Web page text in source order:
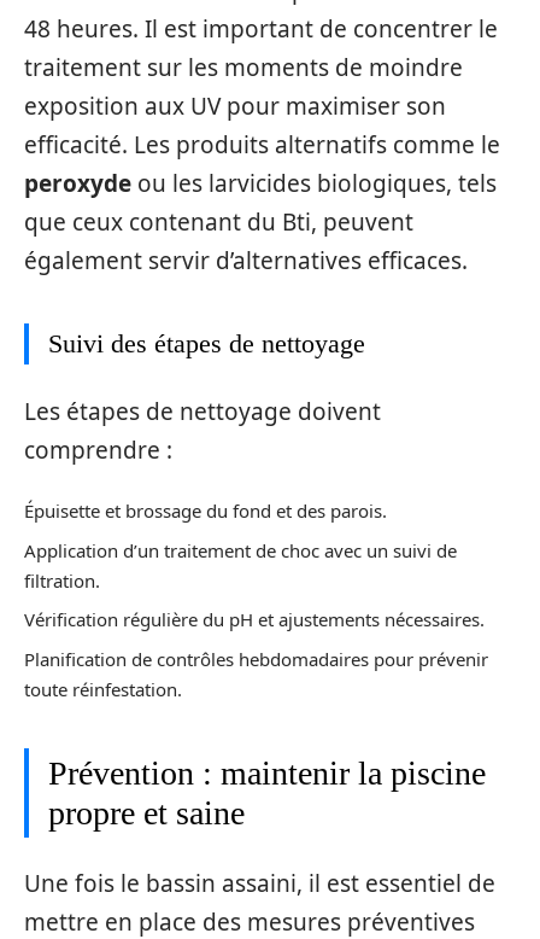
48 heures. Il est important de concentrer le
traitement sur les moments de moindre
exposition aux UV pour maximiser son
efficacité. Les produits alternatifs comme le
peroxyde ou les larvicides biologiques, tels
que ceux contenant du Bti, peuvent
également servir d’alternatives efficaces.
Suivi des étapes de nettoyage
Les étapes de nettoyage doivent
comprendre :
Épuisette et brossage du fond et des parois.
Application d’un traitement de choc avec un suivi de
filtration.
Vérification régulière du pH et ajustements nécessaires.
Planification de contrôles hebdomadaires pour prévenir
toute réinfestation.
Prévention : maintenir la piscine
propre et saine
Une fois le bassin assaini, il est essentiel de
mettre en place des mesures préventives